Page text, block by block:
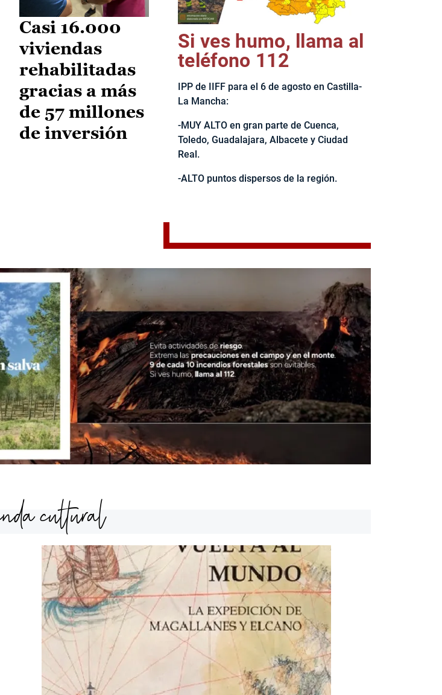
Casi 16.000
viviendas
rehabilitadas
gracias a más
de 57 millones
de inversión
Si ves humo, llama al
teléfono 112
IPP de IIFF para el 6 de agosto en Castilla-
La Mancha:
-MUY ALTO en gran parte de Cuenca,
Toledo, Guadalajara, Albacete y Ciudad
Real.
-ALTO puntos dispersos de la región.
cultural